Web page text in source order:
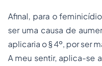
Afinal, para o
ser uma causa de
aplicaria o § 4º, por ser
A meu sentir, aplica-se